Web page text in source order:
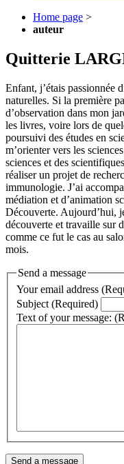
Home page >
auteur
Quitterie
Enfant, j’étais passionnée
naturelles. Si la première
d’observation dans mon
les livres, voire lors de
poursuivi des études en
m’orienter vers les
sciences et des
réaliser un projet de
immunologie. J’ai
médiation et d’animation
Découverte. Aujourd’hui,
découverte et travaille sur
comme ce fut le cas au
mois.
Send a message
Your email address
Subject (Required)
Text of your message: